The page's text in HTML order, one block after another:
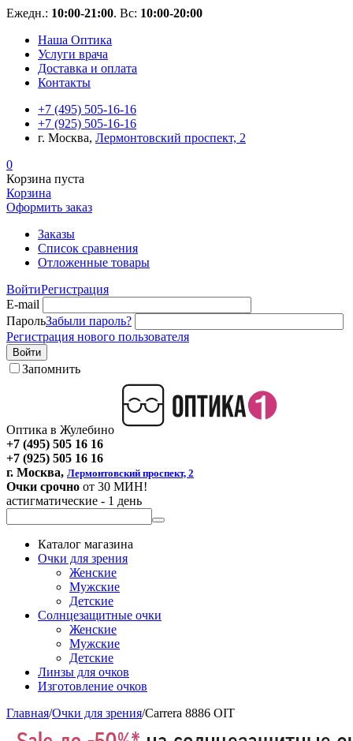
Ежедн.: 10:00-21:00. Вс: 10:00-20:00
Наша Оптика
Услуги врача
Доставка и оплата
Контакты
+7 (495) 505-16-16
+7 (925) 505-16-16
г. Москва, Лермонтовский проспект, 2
0
Корзина пуста
Корзина
Оформить заказ
Заказы
Список сравнения
Отложенные товары
ВойтиРегистрация
E-mail
ПарольЗабыли пароль?
Регистрация нового пользователя
Войти
Запомнить
Оптика в Жулебино
+7 (495) 505 16 16
+7 (925) 505 16 16
г. Москва, Лермонтовский проспект, 2
Очки срочно от 30 МИН!
астигматические - 1 день
Каталог магазина
Очки для зрения
Женские
Мужские
Детские
Солнцезащитные очки
Женские
Мужские
Детские
Линзы для очков
Изготовление очков
Главная/Очки для зрения/Carrera 8886 OIT